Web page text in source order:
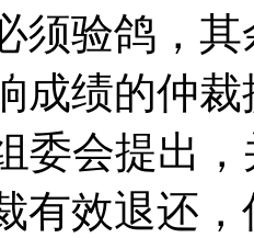
须验鸽，
成绩的仲
委会提出
有效退还